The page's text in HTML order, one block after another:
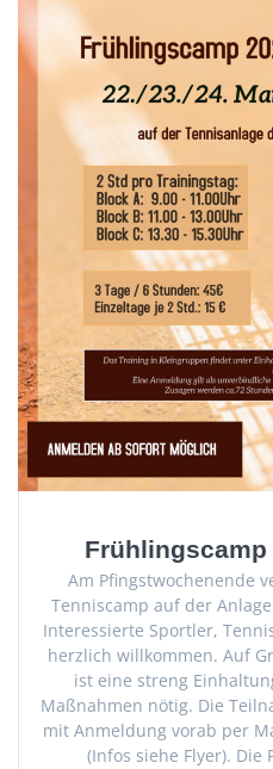
Am Pfingstwochenende
Tenniscamp auf der
Interessierte Sportler,
herzlich willkommen. Auf
ist eine streng
Maßnahmen nötig. Die
mit Anmeldung vorab per
(Infos siehe Flyer).